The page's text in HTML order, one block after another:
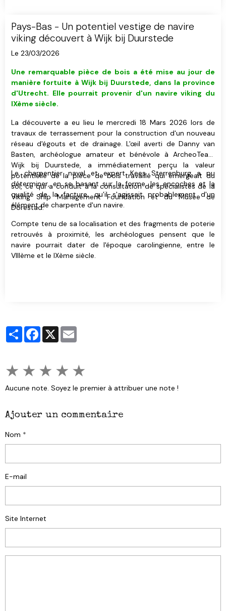
Pays-Bas - Un potentiel vestige de navire
viking découvert à Wijk bij Duurstede
Le 23/03/2026
Une remarquable pièce de bois a été mise au jour de
manière fortuite à Wijk bij Duurstede, dans la province
d'Utrecht. Elle pourrait provenir d'un navire viking du
IXème siècle.
La découverte a eu lieu le mercredi 18 Mars 2026 lors de
travaux de terrassement pour la construction d'un nouveau
réseau d'égouts et de drainage. L'œil averti de Danny van
Basten, archéologue amateur et bénévole à ArcheoTeam
Wijk bij Duurstede, a immédiatement perçu la valeur
potentielle de la pièce de bois travaillé qui émergeait du
sol, ce qui a conduit à la consultation de spécialistes de la
Viking Ship Management Foundation et du Musée de
Dorestad.
Le charpentier naval et expert Kees Sterrenburg a pu
déterminer, en se basant sur la forme, les encoches et la
qualité de la facture, qu'il s'agissait probablement d'un
élément de charpente d'un navire.
Compte tenu de sa localisation et des fragments de poterie
retrouvés à proximité, les archéologues pensent que le
navire pourrait dater de l'époque carolingienne, entre le
VIIIème et le IXème siècle.
PartagerFacebook
X
★ ★ ★ ★ ★
Aucune note. Soyez le premier à attribuer une note !
Ajouter un commentaire
Nom
E-mail
Site Internet